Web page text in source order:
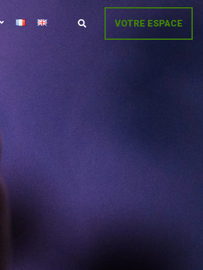
VOTRE ESPACE